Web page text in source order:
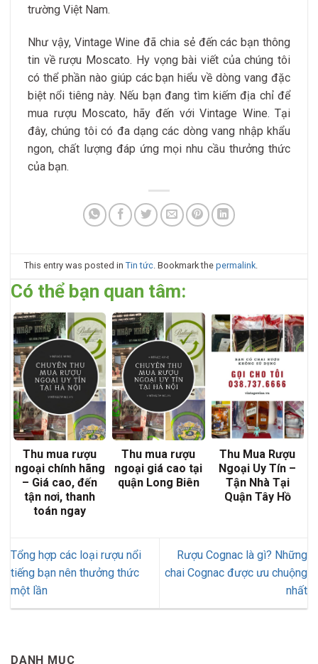
trường Việt Nam.
Như vậy, Vintage Wine đã chia sẻ đến các bạn thông
tin về rượu Moscato. Hy vọng bài viết của chúng tôi
có thể phần nào giúp các bạn hiểu về dòng vang đặc
biệt nổi tiêng này. Nếu bạn đang tìm kiếm địa chỉ để
mua rượu Moscato, hãy đến với Vintage Wine. Tại
đây, chúng tôi có đa dạng các dòng vang nhập khẩu
ngon, chất lượng đáp ứng mọi nhu cầu thưởng thức
của bạn.
This entry was posted inTin tức. Bookmark thepermalink.
Có thể bạn quan tâm:
Thu mua rượu
ngoại chính hãng
– Giá cao, đến
tận nơi, thanh
toán ngay
Thu mua rượu
ngoại giá cao tại
quận Long Biên
Thu Mua Rượu
Ngoại Uy Tín –
Tận Nhà Tại
Quận Tây Hồ
Tổng hợp các loại rượu nổi
tiếng bạn nên thưởng thức
một lần
Rượu Cognac là gì? Những
chai Cognac được ưu chuộng
nhất
DANH MỤC